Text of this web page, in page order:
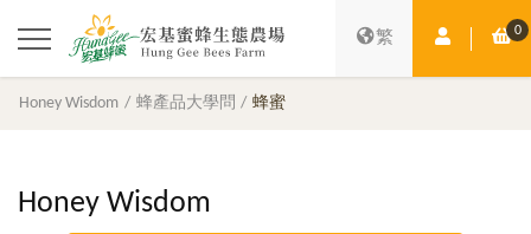
繁 Member 0
Honey Wisdom 蜂產品大學問 蜂蜜
Honey Wisdom